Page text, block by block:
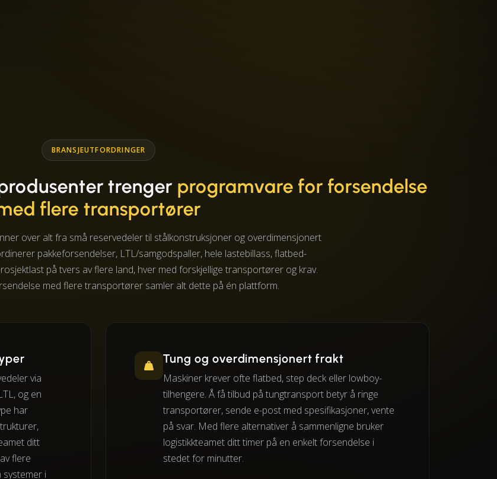
BRANSJEUTFORDRINGER
trenger programvare for forsendelse
flere transportører
over alt fra små reservedeler til stålkonstruksjoner og overdimensjonert
pakkeforsendelser, LTL/samgodspaller, hele lastebillass, flatbed-
på tvers av flere land, hver med forskjellige transportører og krav.
med flere transportører samler alt dette på én plattform.
via
og en
har
ditt
flere
i
Tung og overdimensjonert frakt
Maskiner krever ofte flatbed, step deck eller lowboy-
tilhengere. Å få tilbud på tungtransport betyr å ringe
transportører, sende e-post med spesifikasjoner, vente
på svar. Med flere alternativer å sammenligne bruker
logistikkteamet ditt timer på en enkelt forsendelse i
stedet for minutter.